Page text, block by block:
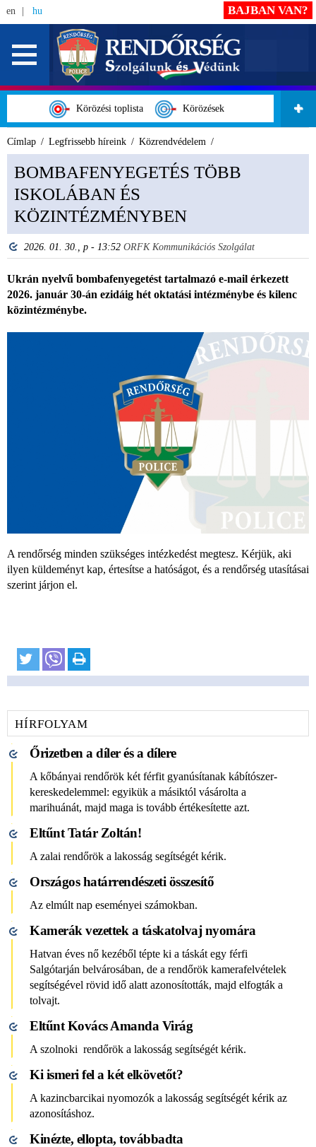
en hu
Körözési toplista Körözések
BAJBAN VAN?
Címlap Legfrissebb híreink Közrendvédelem
BOMBAFENYEGETÉS TÖBB
ISKOLÁBAN ÉS
KÖZINTÉZMÉNYBEN
2026. 01. 30., p - 13:52 ORFK Kommunikációs Szolgálat
Ukrán nyelvű bombafenyegetést tartalmazó e-mail érkezett
2026. január 30-án ezidáig hét oktatási intézménybe és kilenc
közintézménybe.
A rendőrség minden szükséges intézkedést megtesz. Kérjük, aki
ilyen küldeményt kap, értesítse a hatóságot, és a rendőrség utasításai
szerint járjon el.
HÍRFOLYAM
Őrizetben a díler és a dílere
A kőbányai rendőrök két férfit gyanúsítanak kábítószer-
kereskedelemmel: egyikük a másiktól vásárolta a
marihuánát, majd maga is tovább értékesítette azt.
Eltűnt Tatár Zoltán!
A zalai rendőrök a lakosság segítségét kérik.
Országos határrendészeti összesítő
Az elmúlt nap eseményei számokban.
Kamerák vezettek a táskatolvaj nyomára
Hatvan éves nő kezéből tépte ki a táskát egy férfi
Salgótarján belvárosában, de a rendőrök kamerafelvételek
segítségével rövid idő alatt azonosították, majd elfogták a
tolvajt.
Eltűnt Kovács Amanda Virág
A szolnoki rendőrök a lakosság segítségét kérik.
Ki ismeri fel a két elkövetőt?
A kazincbarcikai nyomozók a lakosság segítségét kérik az
azonosításhoz.
Kinézte, ellopta, továbbadta